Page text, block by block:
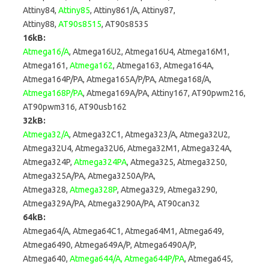
Attiny84, Attiny85, Attiny861/A, Attiny87,
Attiny88, AT90s8515, AT90s8535
16kB:
Atmega16/A, Atmega16U2, Atmega16U4, Atmega16M1,
Atmega161, Atmega162, Atmega163, Atmega164A,
Atmega164P/PA, Atmega165A/P/PA, Atmega168/A,
Atmega168P/PA, Atmega169A/PA, Attiny167, AT90pwm216,
AT90pwm316, AT90usb162
32kB:
Atmega32/A, Atmega32C1, Atmega323/A, Atmega32U2,
Atmega32U4, Atmega32U6, Atmega32M1, Atmega324A,
Atmega324P, Atmega324PA, Atmega325, Atmega3250,
Atmega325A/PA, Atmega3250A/PA,
Atmega328, Atmega328P, Atmega329, Atmega3290,
Atmega329A/PA, Atmega3290A/PA, AT90can32
64kB:
Atmega64/A, Atmega64C1, Atmega64M1, Atmega649,
Atmega6490, Atmega649A/P, Atmega6490A/P,
Atmega640, Atmega644/A, Atmega644P/PA, Atmega645,